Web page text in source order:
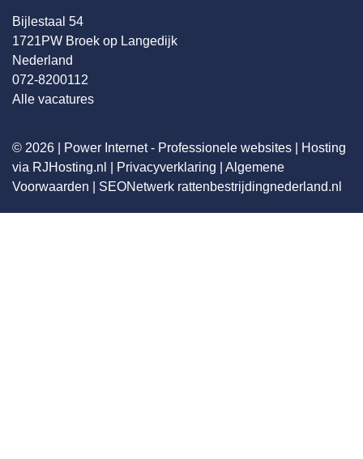
Bijlestaal 54
1721PW Broek op Langedijk
Nederland
072-8200112
Alle vacatures
© 2026 | Power Internet - Professionele websites
Hosting
via RJHosting.nl
Privacyverklaring
Algemene
Voorwaarden
SEONetwerk rattenbestrijdingnederland.nl